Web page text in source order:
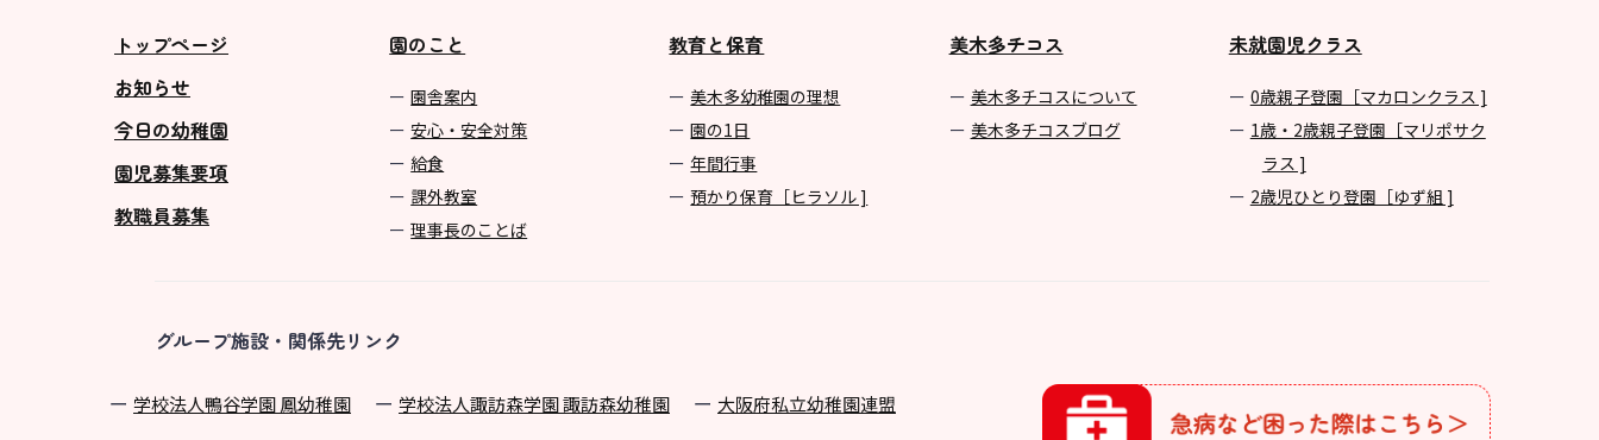
トップページ
お知らせ
今日の幼稚園
園児募集要項
教職員募集
園のこと
園舎案内
安心・安全対策
給食
課外教室
理事長のことば
教育と保育
美⽊多幼稚園の理想
園の1⽇
年間⾏事
預かり保育［ヒラソル ]
美木多チコス
美⽊多チコスについて
美⽊多チコスブログ
未就園児クラス
0歳親子登園［マカロンクラス ]
1歳・2歳親子登園［マリポサク
ラス ]
2歳児ひとり登園［ゆず組 ]
グループ施設・関係先リンク
学校法⼈鴨⾕学園 鳳幼稚園 学校法⼈諏訪森学園 諏訪森幼稚園 ⼤阪府私⽴幼稚園連盟